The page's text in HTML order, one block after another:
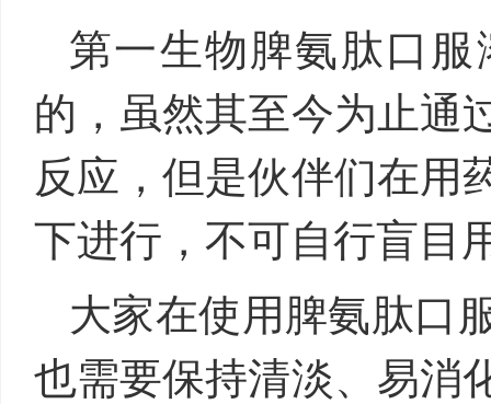
第一生物脾氨肽口
的，虽然其至今为止通
反应，但是伙伴们在用
下进行，不可自行盲目
大家在使用脾氨肽口
也需要保持清淡、易消